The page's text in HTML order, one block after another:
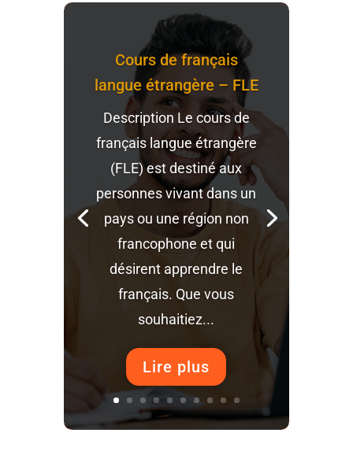
Cours de français
langue étrangère – FLE
Description Le cours de
français langue étrangère
(FLE) est destiné aux
personnes vivant dans un
pays ou une région non
francophone et qui
désirent apprendre le
français. Que vous
souhaitiez...
Lire plus